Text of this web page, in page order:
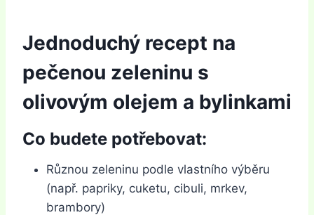
Jednoduchý recept na
pečenou zeleninu s
olivovým olejem a bylinkami
Co budete potřebovat:
Různou zeleninu podle vlastního výběru
(např. papriky, cuketu, cibuli, mrkev,
brambory)